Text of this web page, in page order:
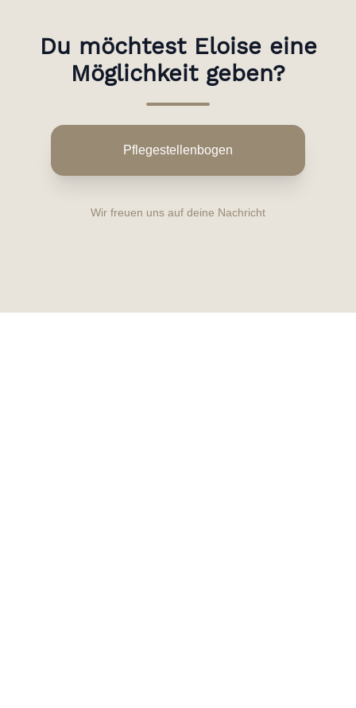
Du möchtest Eloise eine
Möglichkeit geben?
Pflegestellenbogen
Wir freuen uns auf deine Nachricht